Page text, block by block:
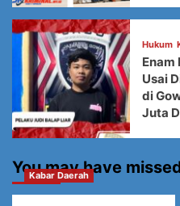
Hukum
Enam
Usai
di
Juta
You may have
Kabar Daerah